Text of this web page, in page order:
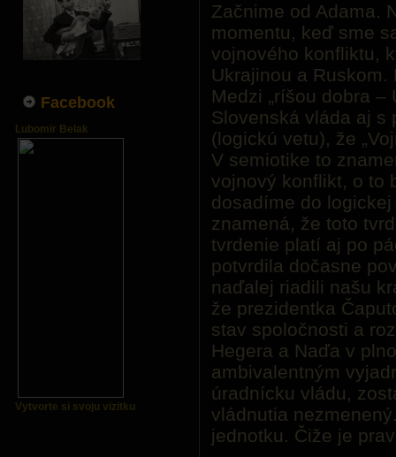
Facebook
Lubomir Belak
Vytvorte si svoju vizitku
Začnime od Adama.
momentu, keď sme
vojnového konfliktu,
Ukrajinou a
Medzi „ríšou dobra –
Slovenská vláda aj s
(logickú vetu), že
V semiotike to
vojnový konflikt, o to
dosadíme do
znamená, že toto
tvrdenie platí aj po
potvrdila dočasne
naďalej riadili našu
že prezidentka
stav spoločnosti a
Hegera a Naďa v
ambivalentným
úradnícku vládu,
vládnutia
jednotku. Čiže je